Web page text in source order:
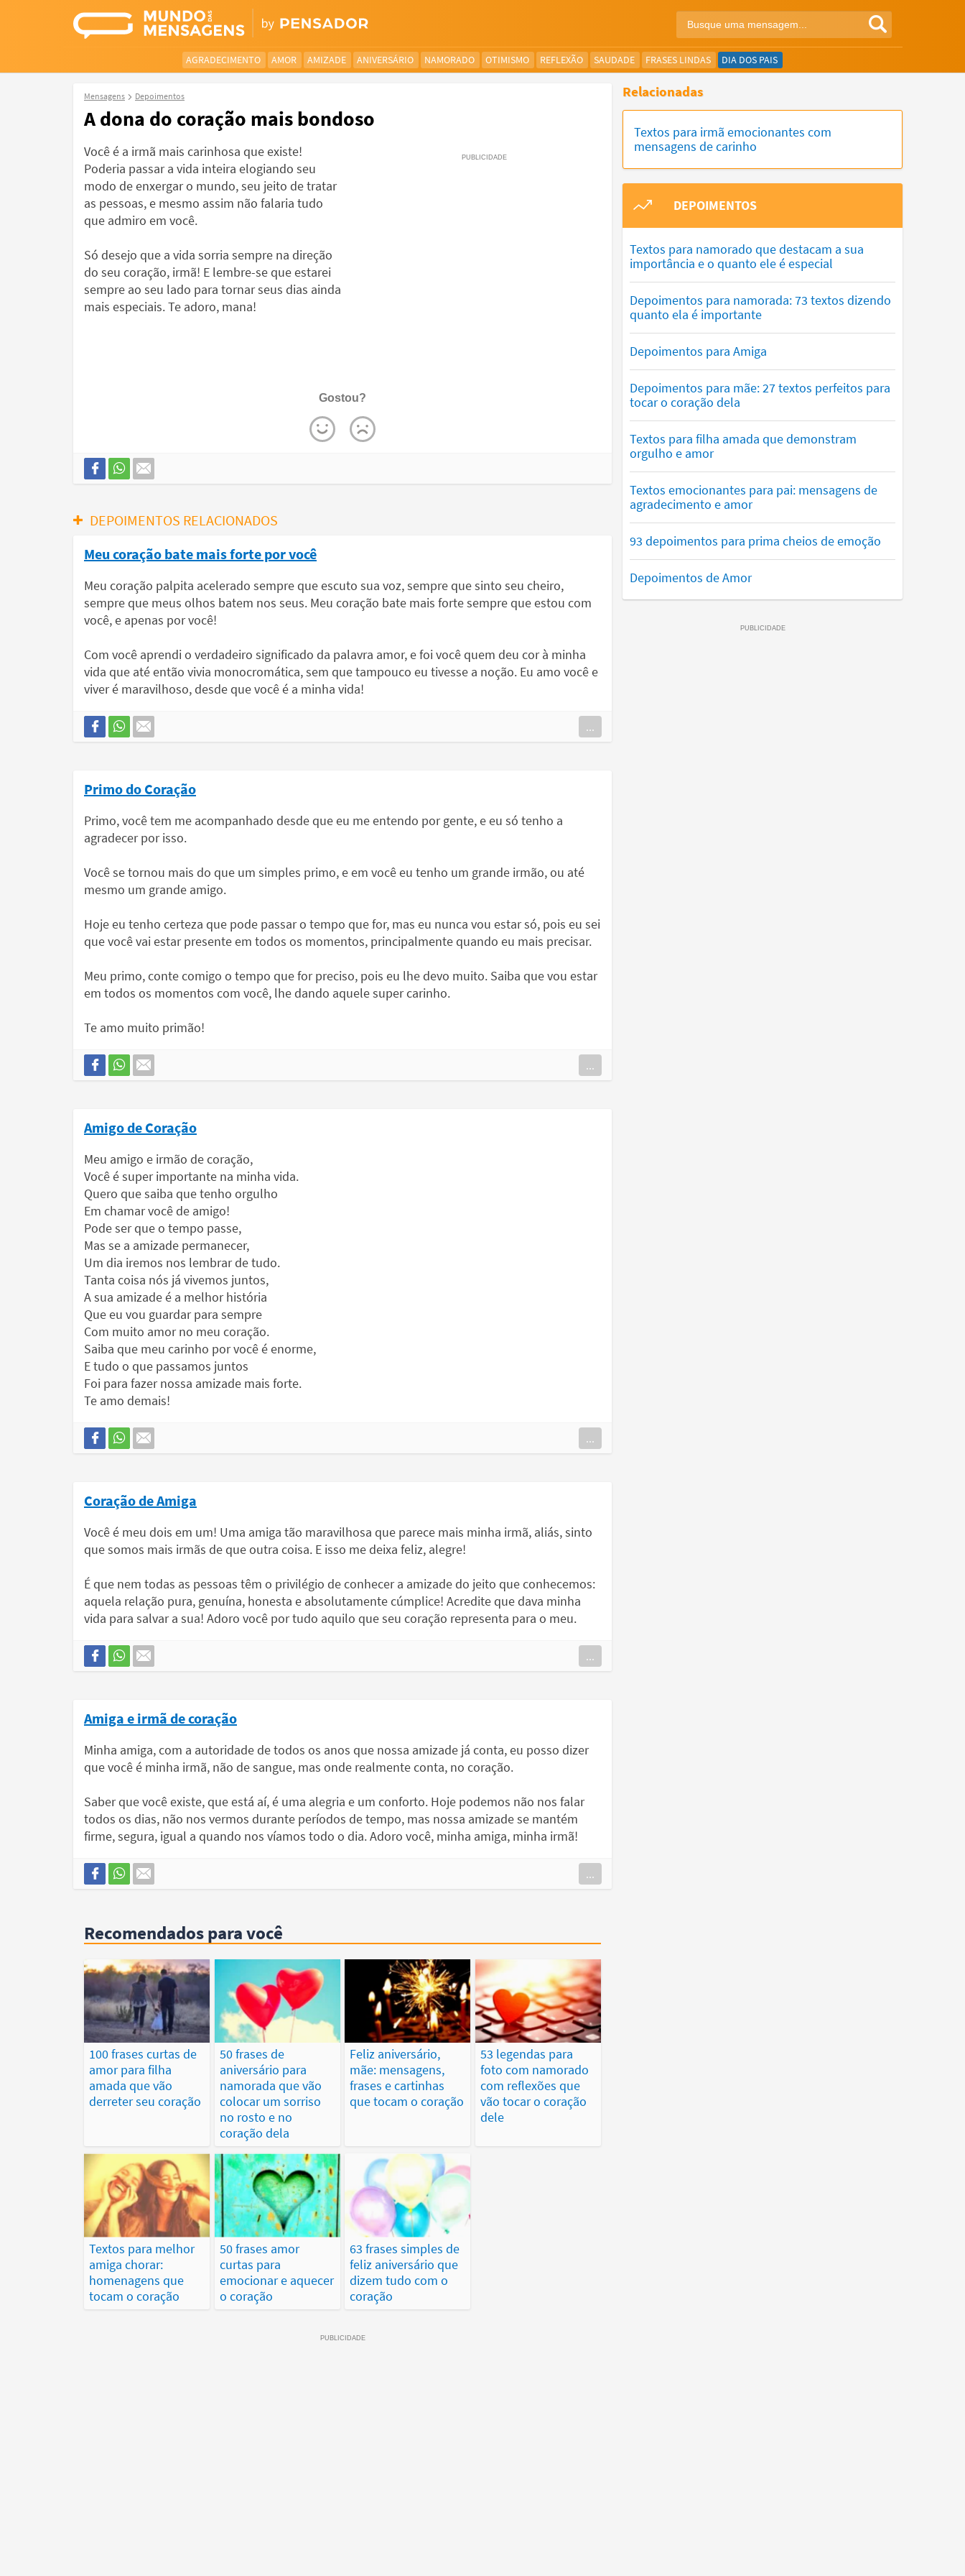
AGRADECIMENTO AMOR AMIZADE ANIVERSÁRIO NAMORADO OTIMISMO REFLEXÃO SAUDADE FRASES LINDAS DIA DOS PAIS
Mensagens Depoimentos
A dona do coração mais bondoso
Você é a irmã mais carinhosa que existe!
Poderia passar a vida inteira elogiando seu
modo de enxergar o mundo, seu jeito de tratar
as pessoas, e mesmo assim não falaria tudo
que admiro em você.
Só desejo que a vida sorria sempre na direção
do seu coração, irmã! E lembre-se que estarei
sempre ao seu lado para tornar seus dias ainda
mais especiais. Te adoro, mana!
Gostou?
DEPOIMENTOS RELACIONADOS
Meu coração bate mais forte por você
Meu coração palpita acelerado sempre que escuto sua voz, sempre que sinto seu cheiro,
sempre que meus olhos batem nos seus. Meu coração bate mais forte sempre que estou com
você, e apenas por você!
Com você aprendi o verdadeiro significado da palavra amor, e foi você quem deu cor à minha
vida que até então vivia monocromática, sem que tampouco eu tivesse a noção. Eu amo você e
viver é maravilhoso, desde que você é a minha vida!
...
Primo do Coração
Primo, você tem me acompanhado desde que eu me entendo por gente, e eu só tenho a
agradecer por isso.
Você se tornou mais do que um simples primo, e em você eu tenho um grande irmão, ou até
mesmo um grande amigo.
Hoje eu tenho certeza que pode passar o tempo que for, mas eu nunca vou estar só, pois eu sei
que você vai estar presente em todos os momentos, principalmente quando eu mais precisar.
Meu primo, conte comigo o tempo que for preciso, pois eu lhe devo muito. Saiba que vou estar
em todos os momentos com você, lhe dando aquele super carinho.
Te amo muito primão!
...
Amigo de Coração
Meu amigo e irmão de coração,
Você é super importante na minha vida.
Quero que saiba que tenho orgulho
Em chamar você de amigo!
Pode ser que o tempo passe,
Mas se a amizade permanecer,
Um dia iremos nos lembrar de tudo.
Tanta coisa nós já vivemos juntos,
A sua amizade é a melhor história
Que eu vou guardar para sempre
Com muito amor no meu coração.
Saiba que meu carinho por você é enorme,
E tudo o que passamos juntos
Foi para fazer nossa amizade mais forte.
Te amo demais!
...
Coração de Amiga
Você é meu dois em um! Uma amiga tão maravilhosa que parece mais minha irmã, aliás, sinto
que somos mais irmãs de que outra coisa. E isso me deixa feliz, alegre!
É que nem todas as pessoas têm o privilégio de conhecer a amizade do jeito que conhecemos:
aquela relação pura, genuína, honesta e absolutamente cúmplice! Acredite que dava minha
vida para salvar a sua! Adoro você por tudo aquilo que seu coração representa para o meu.
...
Amiga e irmã de coração
Minha amiga, com a autoridade de todos os anos que nossa amizade já conta, eu posso dizer
que você é minha irmã, não de sangue, mas onde realmente conta, no coração.
Saber que você existe, que está aí, é uma alegria e um conforto. Hoje podemos não nos falar
todos os dias, não nos vermos durante períodos de tempo, mas nossa amizade se mantém
firme, segura, igual a quando nos víamos todo o dia. Adoro você, minha amiga, minha irmã!
...
Recomendados para você
100 frases curtas de
amor para filha
amada que vão
derreter seu coração
50 frases de
aniversário para
namorada que vão
colocar um sorriso
no rosto e no
coração dela
Feliz aniversário,
mãe: mensagens,
frases e cartinhas
que tocam o coração
53 legendas para
foto com namorado
com reflexões que
vão tocar o coração
dele
Textos para melhor
amiga chorar:
homenagens que
tocam o coração
50 frases amor
curtas para
emocionar e aquecer
o coração
63 frases simples de
feliz aniversário que
dizem tudo com o
coração
Relacionadas
Textos para irmã emocionantes com
mensagens de carinho
DEPOIMENTOS
Textos para namorado que destacam a sua
importância e o quanto ele é especial
Depoimentos para namorada: 73 textos dizendo
quanto ela é importante
Depoimentos para Amiga
Depoimentos para mãe: 27 textos perfeitos para
tocar o coração dela
Textos para filha amada que demonstram
orgulho e amor
Textos emocionantes para pai: mensagens de
agradecimento e amor
93 depoimentos para prima cheios de emoção
Depoimentos de Amor